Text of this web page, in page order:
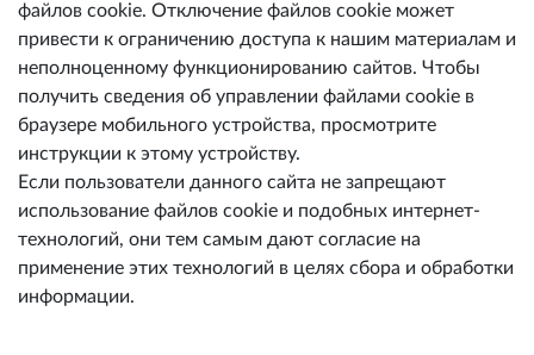
файлов cookie. Отключение файлов cookie может
привести к ограничению доступа к нашим материалам и
неполноценному функционированию сайтов. Чтобы
получить сведения об управлении файлами cookie в
браузере мобильного устройства, просмотрите
инструкции к этому устройству.
Если пользователи данного сайта не запрещают
использование файлов cookie и подобных интернет-
технологий, они тем самым дают согласие на
применение этих технологий в целях сбора и обработки
информации.